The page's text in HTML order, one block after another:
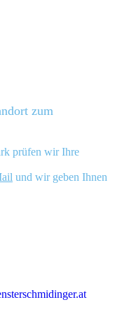
zum
prüfen wir Ihre
und wir geben Ihnen